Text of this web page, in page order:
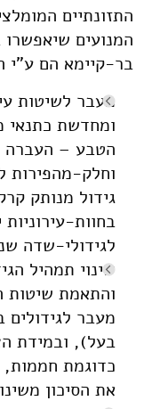
התזונתיים
המנועים שיאפשרו
בר-קיימא הם ע"י
מעבר לשיטות
ומחדשת כתנאי
הטבע – העברה
וחלק-מהפירות
גידול מנותק
בחוות-
לגידולי-שדה
שינוי תמהיל
והתאמת שיטות
מעבר לגידולים
בעל), ובמידת
כדוגמת
את הסיכון